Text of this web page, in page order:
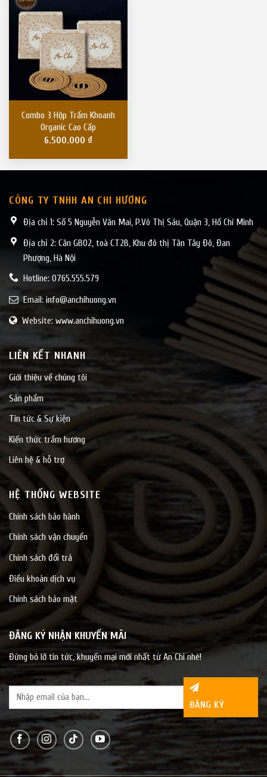
Combo 3 Hộp Trầm Khoanh
Organic Cao Cấp
6.500.000 ₫
CÔNG TY TNHH AN CHI HƯƠNG
Địa chỉ 1: Số 5 Nguyễn Văn Mai, P.Võ Thị Sáu, Quận 3, Hồ Chí Minh
Địa chỉ 2: Căn GB02, toà CT2B, Khu đô thị Tân Tây Đô, Đan
Phượng, Hà Nội
Hotline: 0765.555.579
Email: info@anchihuong.vn
Website: www.anchihuong.vn
LIÊN KẾT NHANH
Giới thiệu về chúng tôi
Sản phẩm
Tin tức & Sự kiện
Kiến thức trầm hương
Liên hệ & hỗ trợ
HỆ THỐNG WEBSITE
Chính sách bảo hành
Chính sách vận chuyển
Chính sách đổi trả
Điều khoản dịch vụ
Chính sách bảo mật
ĐĂNG KÝ NHẬN KHUYẾN MÃI
Đừng bỏ lỡ tin tức, khuyến mại mới nhất từ An Chi nhé!